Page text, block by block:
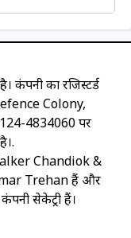
कंपनी का रजिस्टर्ड
Colony,
4834060 पर
.
Chandiok &
Trehan हैं और
सेकेट्री हैं।